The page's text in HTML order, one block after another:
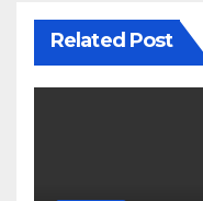
Related Post